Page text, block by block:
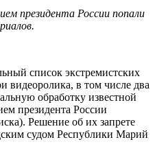
президента России попали
список экстремистских
видеоролика, в том числе два
обработку известной
президента России
Решение об их запрете
судом Республики Марий